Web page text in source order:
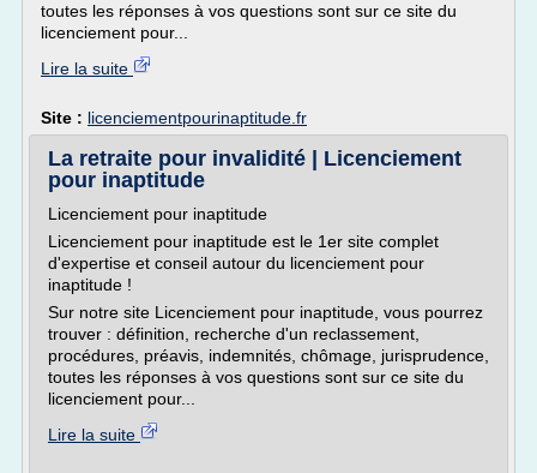
toutes les réponses à vos questions sont sur ce site du
licenciement pour...
Lire la suite
Site : licenciementpourinaptitude.fr
La retraite pour invalidité | Licenciement
pour inaptitude
Licenciement pour inaptitude
Licenciement pour inaptitude est le 1er site complet
d'expertise et conseil autour du licenciement pour
inaptitude !
Sur notre site Licenciement pour inaptitude, vous pourrez
trouver : définition, recherche d'un reclassement,
procédures, préavis, indemnités, chômage, jurisprudence,
toutes les réponses à vos questions sont sur ce site du
licenciement pour...
Lire la suite